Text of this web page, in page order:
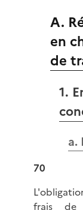
A.
en
de
1.
a.
70
frais de